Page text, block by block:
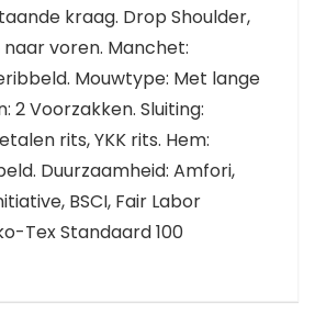
kraag. Drop Shoulder,
voren. Manchet:
Mouwtype: Met lange
2 Voorzakken. Sluiting:
rits, YKK rits. Hem:
Duurzaamheid: Amfori,
BSCI, Fair Labor
Tex Standaard 100